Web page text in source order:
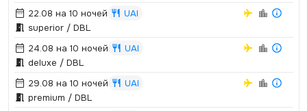
22.08 на 10 ночей
UAI
superior / DBL
24.08 на 10 ночей
UAI
deluxe / DBL
29.08 на 10 ночей
UAI
premium / DBL